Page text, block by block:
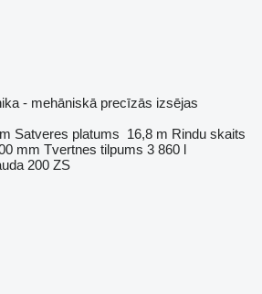
- mehāniskā precīzās izsējas
Satveres platums 16,8 m Rindu skaits
mm Tvertnes tilpums 3 860 l
200 ZS